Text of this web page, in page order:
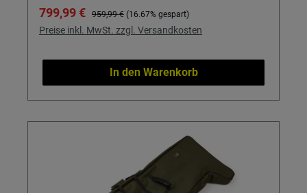
Verkaufspreis:
799,99 € Regulärer Preis:
959,99 € (16.67% gespart)
Preise inkl. MwSt. zzgl. Versandkosten
In den Warenkorb